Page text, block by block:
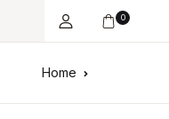
0
Home